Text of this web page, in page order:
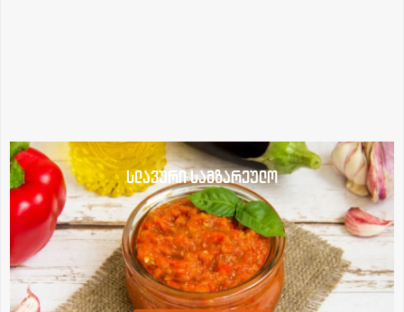
სლავური სამზარეულო